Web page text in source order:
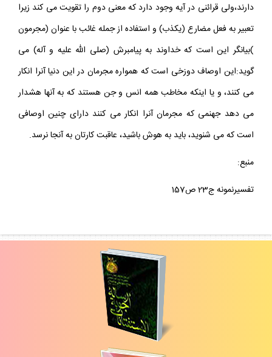
دارند،ولى قرائنى در آيه وجود دارد كه معنى دوم را تقويت مى كند زيرا
تعبير به فعل مضارع (يكذب) و استفاده از جمله غائب با عنوان (مجرمون
)بيانگر اين است كه خداوند به پيامبرش (صلى اللّه عليه و آله) مى
گويد:اين اوصاف دوزخى است كه همواره مجرمان در اين دنيا آنرا انكار
مى كنند، و يا اينكه مخاطب همه انس و جن هستند كه به آنها هشدار
مى دهد جهنمى كه مجرمان آنرا انكار مى كنند داراى چنين اوصافى
است كه مى شنويد، بايد به هوش باشيد، عاقبت كارتان به آنجا نرسد.
منبع:
تفسيرنمونه ج23 ص157